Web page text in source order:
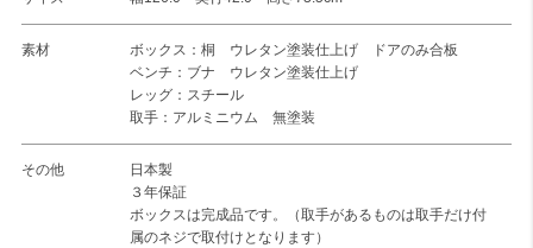
素材
ボックス：桐 ウレタン塗装仕上げ ドアのみ合板
ベンチ：ブナ ウレタン塗装仕上げ
レッグ：スチール
取手：アルミニウム 無塗装
その他
日本製
３年保証
ボックスは完成品です。（取手があるものは取手だけ付
属のネジで取付けとなります）